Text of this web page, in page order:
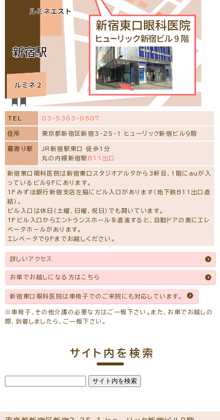
コンタクトレンズ診療予約をする
新川医師の池袋の専門治療を予約する
常勤 長谷川 二三代 (日本眼科学会認定 眼科専門医)
所属学会
日本眼科学会、日本弱視斜視学会、日本神経眼科学会
経歴
平成4年 帝京大学医学部卒業
帝京大学医学部麻酔科学教室入局
平成6年 東京警察病院麻酔科派遣勤務・麻酔標榜医取得
平成7年 帝京大学医学部眼科学教室入局
平成9年 社会福祉法人 聖母会 聖母病院派遣勤務
平成12年 日本眼科学会眼科専門医取得
平成14年 聖母病院眼科医長
平成15年 医学博士取得
平成27年 社会福祉法人 聖母会 聖母病院退職
令和2年4月～ 新宿東口眼科医院 常勤医師就任
主な論文
眼科臨床医報 第91巻 第４号（１９９７年４月）学校における
眼外傷の後遺症について
眼科臨床医報 第99巻 第5号（2005年5月）白内障術後に
周期性が消失した周期性上下斜視の１例
帝京医学雑誌 第２６巻 第３号（２００３年５月）間歇性外斜視
に対する遮蔽試験における眼球運動の定量的解析
※初めての方でもご予約可能です。
一般外来予約をする
小児眼科専門治療予約をする
コンタクトレンズ診療予約をする
新宿東口眼科医院の全ての医師の経歴はこちら
TEL 03-5363-0507
住所 東京都新宿区新宿3-25-1 ヒューリック新宿ビル9階
最寄り駅
JR新宿駅東口 徒歩1分
丸の内線新宿駅 B11出口
新宿東口眼科医院は新宿東口スタジオアルタから3軒目、1階にauが入
っているビル9Fにあります。
1Fみずほ銀行新宿支店左脇にビル入口があります（地下鉄B11出口直
結）。
ビル入口は休日（土曜、日曜、祝日）でも開いています。
1Fビル入口からエントランスホールを直進すると、自動ドアの奥にエレ
ベータホールがあります。
エレベータで9Fまでお越しください。
詳しいアクセス
お車でお越しになる方はこちら
新宿東口眼科医院は車椅子でのご来院にも対応しています。
※車椅子、その他介護の必要な方はご一報下さい。また、お車でお越しの
際、到着しましたら、ご一報下さい。
サイト内を検索